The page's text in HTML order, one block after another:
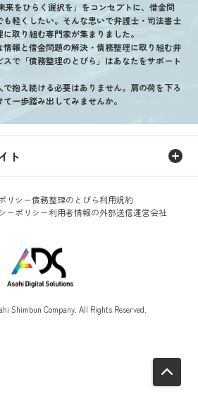
来をひらく選択を」をコンセプトに、借金問
軽くしたい。そんな思いで弁護士・司法書士
取り組む専門家が集まりました。
報と借金問題の解決・債務整理に取り組む弁
で「債務整理のとびら」はあなたをサポート
抱え続ける必要はありません。肩の荷を下ろ
一歩踏み出してみませんか。
ト
リシー債務整理のとびら利用規約
ーポリシー利用者情報の外部送信運営会社
Shimbun Company. All Rights Reserved.